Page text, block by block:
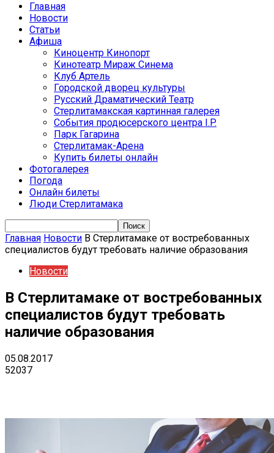
Главная
Новости
Статьи
Афиша
Киноцентр Кинопорт
Кинотеатр Мираж Синема
Клуб Артель
Городской дворец культуры
Русский Драматический Театр
Стерлитамакская картинная галерея
События продюсерского центра I.P.
Парк Гагарина
Стерлитамак-Арена
Купить билеты онлайн
Фотогалерея
Погода
Онлайн билеты
Люди Стерлитамака
Главная Новости В Стерлитамаке от востребованных
специалистов будут требовать наличие образования
Новости
В Стерлитамаке от востребованных
специалистов будут требовать
наличие образования
05.08.2017
52037